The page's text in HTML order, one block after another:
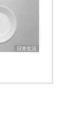
日常生活